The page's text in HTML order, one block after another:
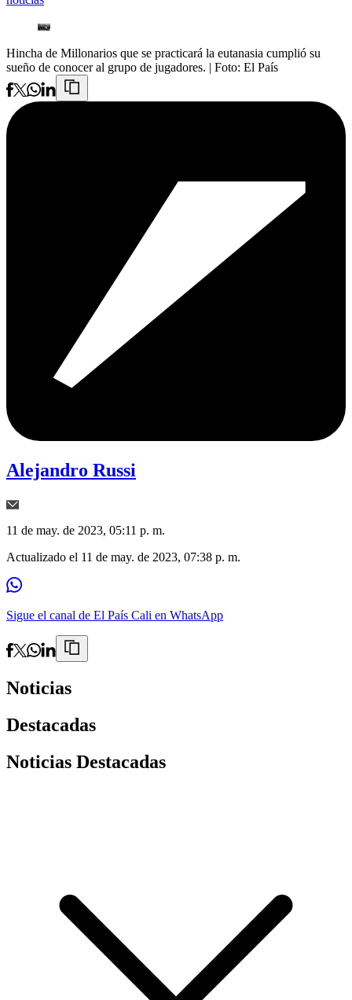
Hincha de Millonarios que se practicará la eutanasia cumplió su
sueño de conocer al grupo de jugadores. | Foto: El País
Alejandro Russi
11 de may. de 2023, 05:11 p. m.
Actualizado el 11 de may. de 2023, 07:38 p. m.
Sigue el canal de El País Cali en WhatsApp
Noticias
Destacadas
Noticias Destacadas